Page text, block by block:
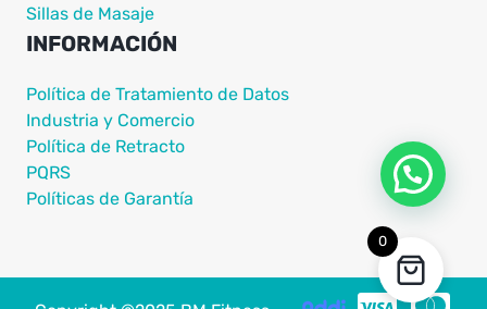
0
Sillas de Masaje
INFORMACIÓN
Política de Tratamiento de Datos
Industria y Comercio
Política de Retracto
PQRS
Políticas de Garantía